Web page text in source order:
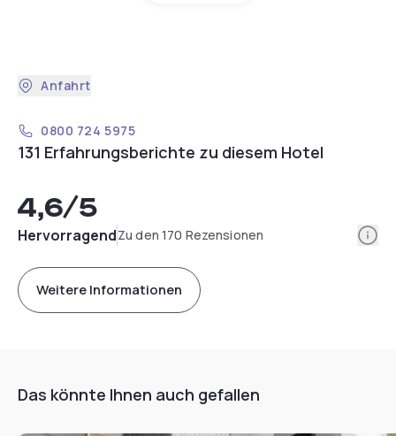
Anfahrt
0800 724 5975
131 Erfahrungsberichte zu diesem Hotel
4,6/5
HervorragendZu den 170 Rezensionen
Weitere Informationen
Das könnte Ihnen auch gefallen